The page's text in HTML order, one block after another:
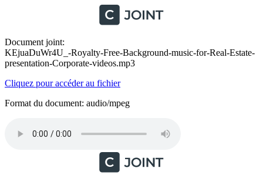
Document joint:
KEjuaDuWr4U_-Royalty-Free-Background-music-for-Real-Estate-
presentation-Corporate-videos.mp3
Cliquez pour accéder au fichier
Format du document: audio/mpeg